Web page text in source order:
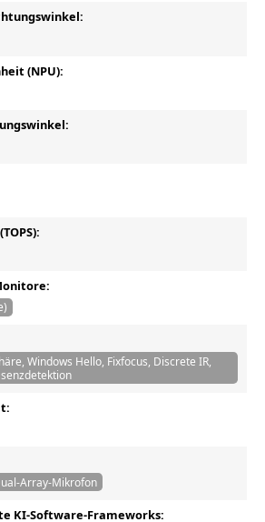
(NPU):
Windows Hello, Fixfocus, Discrete IR,
Array-Mikrofon
KI-Software-Frameworks: